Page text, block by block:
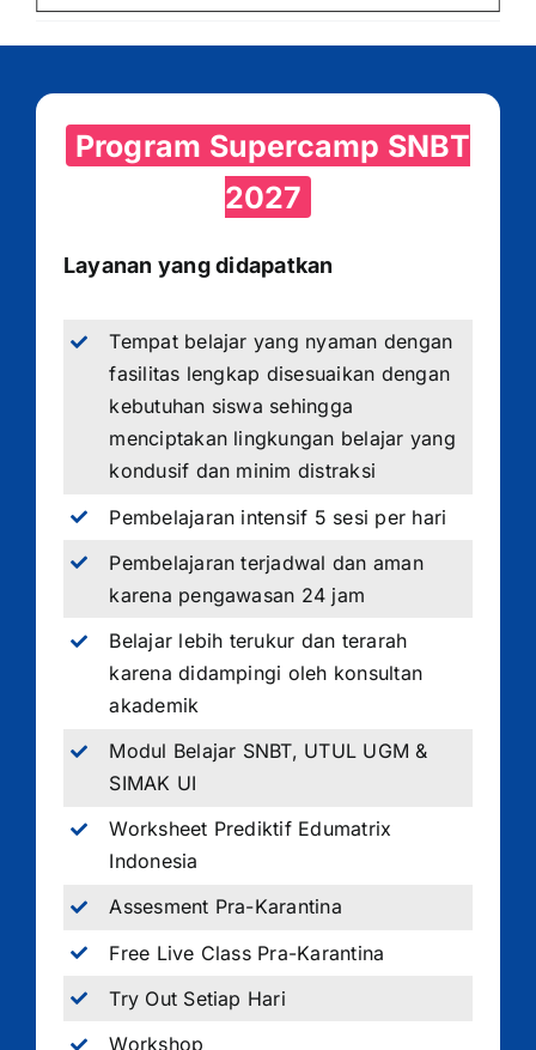
Program Supercamp SNBT
2027
Layanan yang didapatkan
Tempat belajar yang nyaman dengan
fasilitas lengkap disesuaikan dengan
kebutuhan siswa sehingga
menciptakan lingkungan belajar yang
kondusif dan minim distraksi
Pembelajaran intensif 5 sesi per hari
Pembelajaran terjadwal dan aman
karena pengawasan 24 jam
Belajar lebih terukur dan terarah
karena didampingi oleh konsultan
akademik
Modul Belajar SNBT, UTUL UGM &
SIMAK UI
Worksheet Prediktif Edumatrix
Indonesia
Assesment Pra-Karantina
Free Live Class Pra-Karantina
Try Out Setiap Hari
Workshop